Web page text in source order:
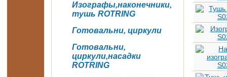
Изографы,наконечники,
тушь ROTRING
Готовальни, циркули
Готовальни,
циркули,насадки
ROTRING